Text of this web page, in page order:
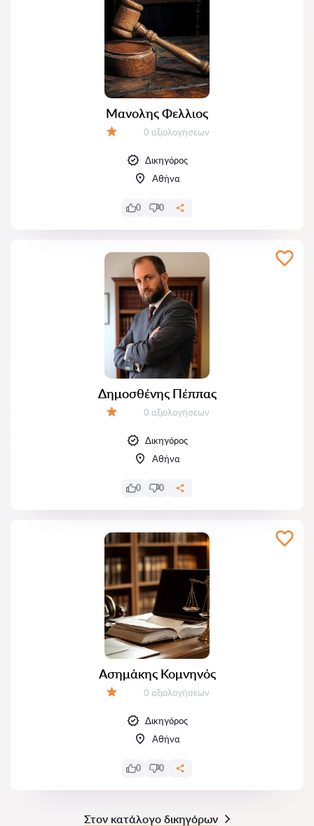
Μανολης Φελλιος
Αξιολογήσεις:
0 αξιολογήσεων
Δικηγόρος
Αθήνα
0 0
Δημοσθένης Πέππας
Αξιολογήσεις:
0 αξιολογήσεων
Δικηγόρος
Αθήνα
0 0
Ασημάκης Κομνηνός
Αξιολογήσεις:
0 αξιολογήσεων
Δικηγόρος
Αθήνα
0 0
Στον κατάλογο δικηγόρων